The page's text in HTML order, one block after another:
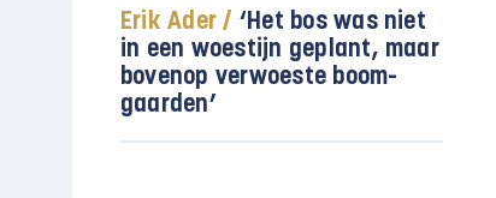
Erik Ader / ‘Het bos was niet
in een woestijn geplant, maar
bovenop verwoeste boom­
gaarden’